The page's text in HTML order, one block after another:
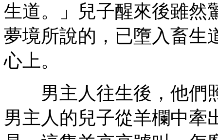
生道。」兒子醒來後雖然
夢境所說的，已墮入畜生
心上。
男主人往生後，他們
男主人的兒子從羊欄中牽